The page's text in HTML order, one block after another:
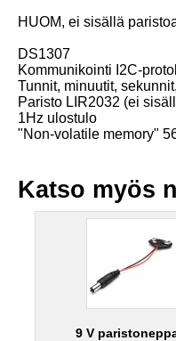
HUOM, ei sisällä
DS1307
Kommunikointi I2C-
Tunnit, minuutit,
Paristo LIR2032 (ei
1Hz ulostulo
"Non-volatile memory"
Katso myös
9 V